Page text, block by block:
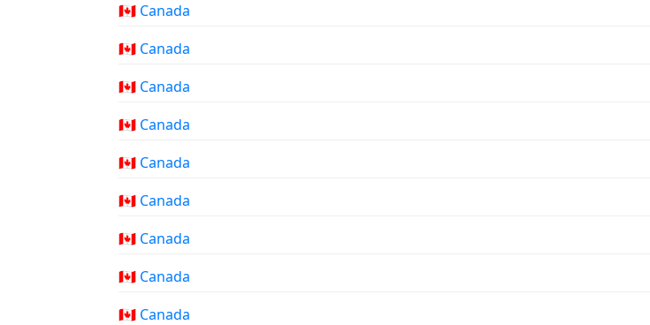
🇨🇦 Canada
🇨🇦 Canada
🇨🇦 Canada
🇨🇦 Canada
🇨🇦 Canada
🇨🇦 Canada
🇨🇦 Canada
🇨🇦 Canada
🇨🇦 Canada